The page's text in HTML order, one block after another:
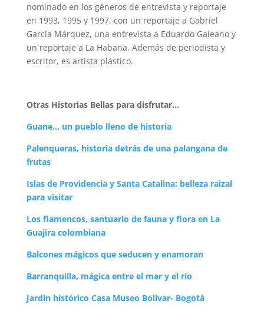
nominado en los géneros de entrevista y reportaje
en 1993, 1995 y 1997, con un reportaje a Gabriel
García Márquez, una entrevista a Eduardo Galeano y
un reportaje a La Habana. Además de periodista y
escritor, es artista plástico.
Otras Historias Bellas para disfrutar…
Guane… un pueblo lleno de historia
Palenqueras, historia detrás de una palangana de
frutas
Islas de Providencia y Santa Catalina: belleza raizal
para visitar
Los flamencos, santuario de fauna y flora en La
Guajira colombiana
Balcones mágicos que seducen y enamoran
Barranquilla, mágica entre el mar y el río
Jardin histórico Casa Museo Bolívar- Bogotá